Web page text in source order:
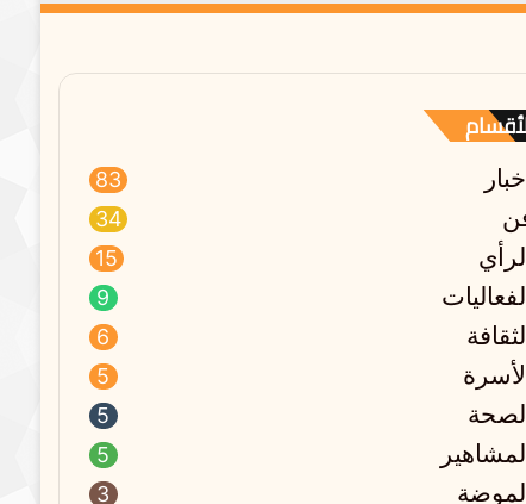
أخبار 83
34
الرأي 15
الفعاليات 9
الثقافة 6
الأسرة 5
الصحة 5
المشاهير 5
الموضة 3